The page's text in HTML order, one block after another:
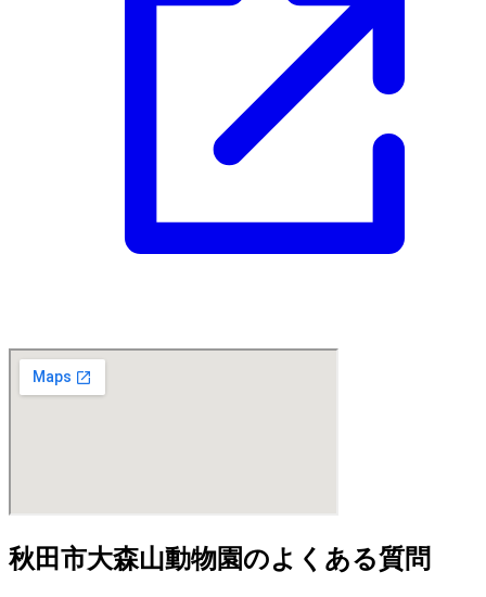
秋田市大森山動物園のよくある質問